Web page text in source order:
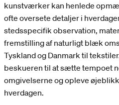
kunstværker kan henlede
ofte oversete detaljer i
stedsspecifik observation,
fremstilling af naturligt blæk
Tyskland og Danmark til
beskueren til at sætte tempoet
omgivelserne og opleve
hverdagen.